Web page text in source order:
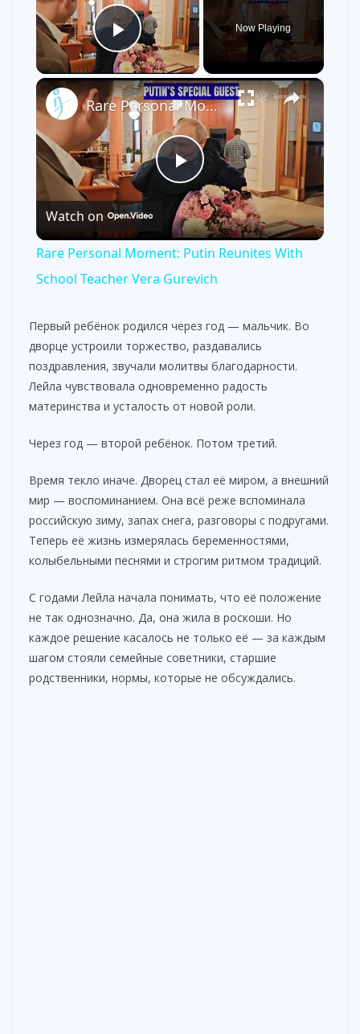
Play Video
Now Playing
×
P
l
a
y
V
d
e
o
Rare Personal Moment: Putin Reunites With School Teacher Vera Gurevich
Watch on
Rare Personal Moment: Putin Reunites With
School Teacher Vera Gurevich
Первый ребёнок родился через год — мальчик. Во
дворце устроили торжество, раздавались
поздравления, звучали молитвы благодарности.
Лейла чувствовала одновременно радость
материнства и усталость от новой роли.
Через год — второй ребёнок. Потом третий.
Время текло иначе. Дворец стал её миром, а внешний
мир — воспоминанием. Она всё реже вспоминала
российскую зиму, запах снега, разговоры с подругами.
Теперь её жизнь измерялась беременностями,
колыбельными песнями и строгим ритмом традиций.
С годами Лейла начала понимать, что её положение
не так однозначно. Да, она жила в роскоши. Но
каждое решение касалось не только её — за каждым
шагом стояли семейные советники, старшие
родственники, нормы, которые не обсуждались.